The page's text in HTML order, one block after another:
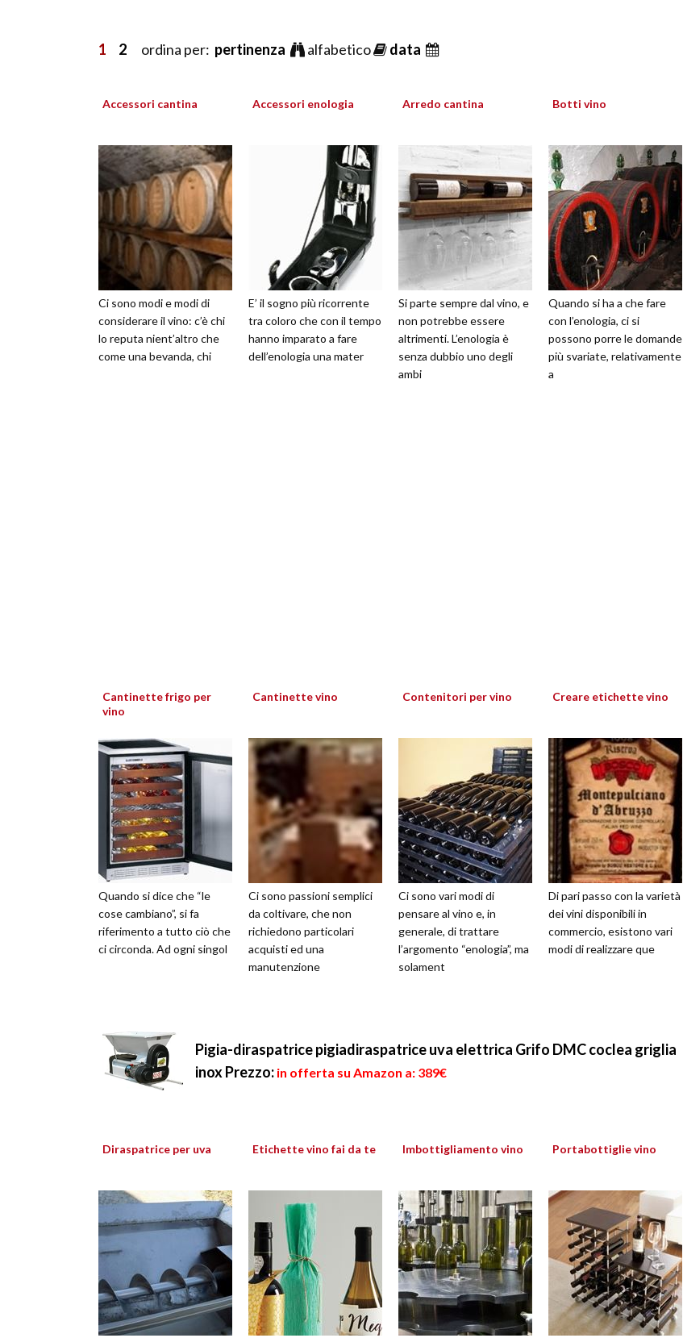
1 2 ordina per: pertinenza alfabetico data
Accessori cantina
Ci sono modi e modi di
considerare il vino: c’è chi
lo reputa nient’altro che
come una bevanda, chi
Accessori enologia
E’ il sogno più ricorrente
tra coloro che con il tempo
hanno imparato a fare
dell’enologia una mater
Arredo cantina
Si parte sempre dal vino, e
non potrebbe essere
altrimenti. L’enologia è
senza dubbio uno degli
ambi
Botti vino
Quando si ha a che fare
con l’enologia, ci si
possono porre le domande
più svariate, relativamente
a
Cantinette frigo per
vino
Quando si dice che “le
cose cambiano”, si fa
riferimento a tutto ciò che
ci circonda. Ad ogni singol
Cantinette vino
Ci sono passioni semplici
da coltivare, che non
richiedono particolari
acquisti ed una
manutenzione
Contenitori per vino
Ci sono vari modi di
pensare al vino e, in
generale, di trattare
l’argomento “enologia”, ma
solament
Creare etichette vino
Di pari passo con la varietà
dei vini disponibili in
commercio, esistono vari
modi di realizzare que
Pigia-diraspatrice pigiadiraspatrice uva elettrica Grifo DMC coclea griglia
inoxPrezzo: in offerta su Amazon a: 389€
Diraspatrice per uva Etichette vino fai da te Imbottigliamento vino Portabottiglie vino